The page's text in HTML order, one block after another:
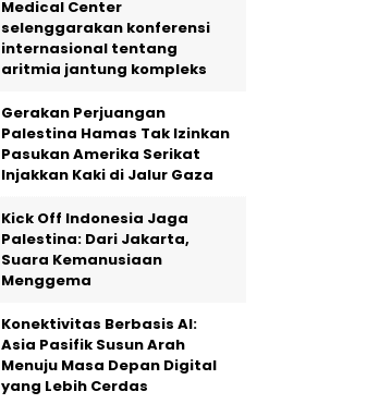
Medical Center
selenggarakan konferensi
internasional tentang
aritmia jantung kompleks
Gerakan Perjuangan
Palestina Hamas Tak Izinkan
Pasukan Amerika Serikat
Injakkan Kaki di Jalur Gaza
Kick Off Indonesia Jaga
Palestina: Dari Jakarta,
Suara Kemanusiaan
Menggema
Konektivitas Berbasis AI:
Asia Pasifik Susun Arah
Menuju Masa Depan Digital
yang Lebih Cerdas